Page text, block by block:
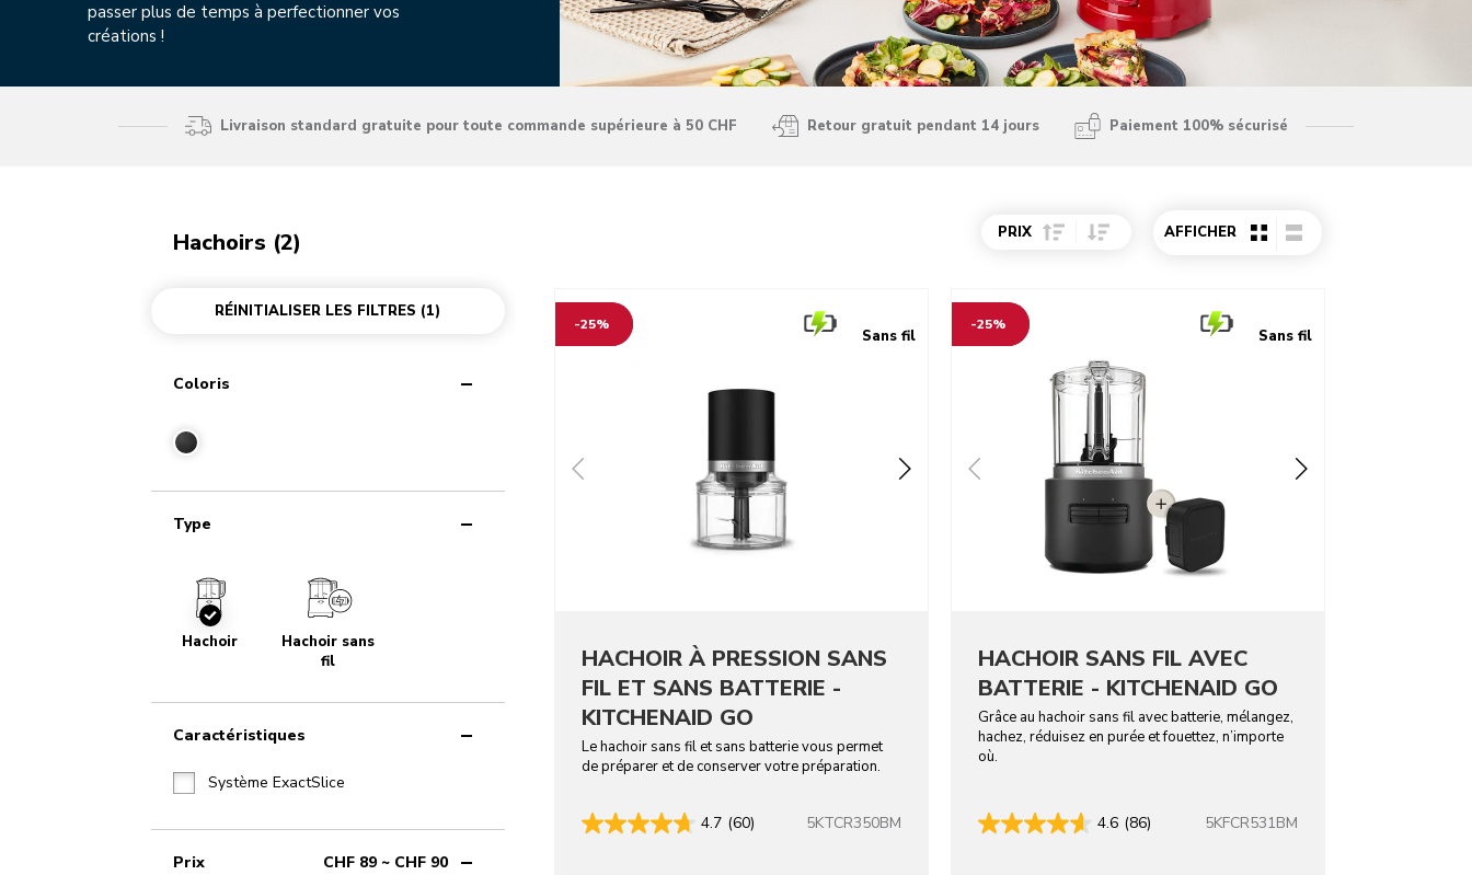
passer plus de temps à perfectionner vos
créations !
Livraison standard gratuite pour toute commande supérieure à 50 CHF Retour gratuit pendant 14 jours Paiement 100% sécurisé
PRIX Sort Price ascending
Sort Price descending
AFFICHER
Hachoirs (2)
RÉINITIALISER LES FILTRES (1)
Coloris
Type
Checked
Hachoir
Hachoir sans
fil
Caractéristiques
Système ExactSlice
Prix CHF 89 ~ CHF 90
-25%
Sans fil
HACHOIR À PRESSION SANS
FIL ET SANS BATTERIE -
KITCHENAID GO
Le hachoir sans fil et sans batterie vous permet
de préparer et de conserver votre préparation.
4.7 (60) 5KTCR350BM
-25%
Sans fil
HACHOIR SANS FIL AVEC
BATTERIE - KITCHENAID GO
Grâce au hachoir sans fil avec batterie, mélangez,
hachez, réduisez en purée et fouettez, n’importe
où.
4.6 (86) 5KFCR531BM